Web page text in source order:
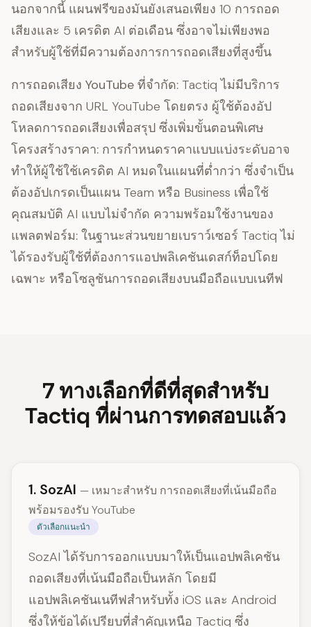
นอกจากนี้ แผนฟรีของมันยังเสนอเพียง 10 การถอด
เสียงและ 5 เครดิต AI ต่อเดือน ซึ่งอาจไม่เพียงพอ
สำหรับผู้ใช้ที่มีความต้องการการถอดเสียงที่สูงขึ้น
การถอดเสียง YouTube ที่จำกัด: Tactiq ไม่มีบริการ
ถอดเสียงจาก URL YouTube โดยตรง ผู้ใช้ต้องอัป
โหลดการถอดเสียงเพื่อสรุป ซึ่งเพิ่มขั้นตอนพิเศษ
โครงสร้างราคา: การกำหนดราคาแบบแบ่งระดับอาจ
ทำให้ผู้ใช้ใช้เครดิต AI หมดในแผนที่ต่ำกว่า ซึ่งจำเป็น
ต้องอัปเกรดเป็นแผน Team หรือ Business เพื่อใช้
คุณสมบัติ AI แบบไม่จำกัด ความพร้อมใช้งานของ
แพลตฟอร์ม: ในฐานะส่วนขยายเบราว์เซอร์ Tactiq ไม่
ได้รองรับผู้ใช้ที่ต้องการแอปพลิเคชันเดสก์ท็อปโดย
เฉพาะ หรือโซลูชันการถอดเสียงบนมือถือแบบเนทีฟ
7 ทางเลือกที่ดีที่สุดสำหรับ
Tactiq ที่ผ่านการทดสอบแล้ว
1. SozAI — เหมาะสำหรับ การถอดเสียงที่เน้นมือถือ
พร้อมรองรับ YouTube
ตัวเลือกแนะนำ
SozAI ได้รับการออกแบบมาให้เป็นแอปพลิเคชัน
ถอดเสียงที่เน้นมือถือเป็นหลัก โดยมี
แอปพลิเคชันเนทีฟสำหรับทั้ง iOS และ Android
ซึ่งให้ข้อได้เปรียบที่สำคัญเหนือ Tactiq ซึ่ง